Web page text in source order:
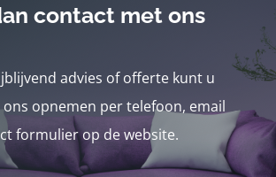
contact met ons
advies of offerte kunt u
opnemen per telefoon, email
formulier op de website.